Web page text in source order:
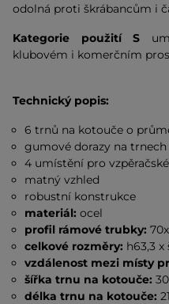
odolná proti škrábancům i
Kategorie použití S
klubovém i komerčním
Technický popis:
6 trnů na kotouče o
gumové dorazy na trnech
4 umístění pro
matný vzhled
robustní konstrukce
materiál: ocel
profil rámové trubky:
celkové rozměry: h63,3 x
vzdálenost mezi místy
šířka trnu na kotouče:
délka trnu na kotouče: